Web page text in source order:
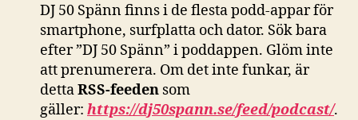
DJ 50 Spänn finns i de flesta podd-appar för
smartphone, surfplatta och dator. Sök bara
efter ”DJ 50 Spänn” i poddappen. Glöm inte
att prenumerera. Om det inte funkar, är
dettaRSS-feeden som
gäller: https://dj50spann.se/feed/podcast/.